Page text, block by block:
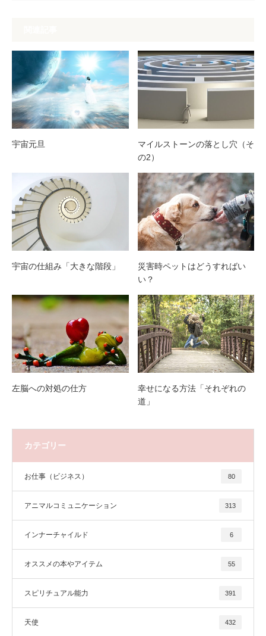
宇宙元旦
マイルストーンの落とし穴（そ
の2）
宇宙の仕組み「大きな階段」
災害時ペットはどうすればい
い？
左脳への対処の仕方
幸せになる方法「それぞれの
道」
カテゴリー
お仕事（ビジネス） 80
アニマルコミュニケーション 313
インナーチャイルド 6
オススメの本やアイテム 55
スピリチュアル能力 391
天使 432